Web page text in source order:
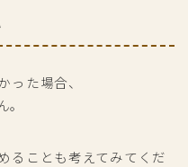
った場合、
ることも考えてみてくだ